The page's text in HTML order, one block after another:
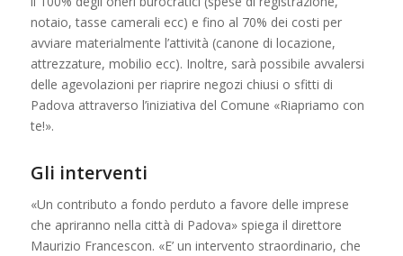
notaio, tasse camerali ecc) e fino al 70% dei costi per
avviare materialmente l’attività (canone di locazione,
attrezzature, mobilio ecc). Inoltre, sarà possibile avvalersi
delle agevolazioni per riaprire negozi chiusi o sfitti di
Padova attraverso l’iniziativa del Comune «Riapriamo con
te!».
Gli interventi
«Un contributo a fondo perduto a favore delle imprese
che apriranno nella città di Padova» spiega il direttore
Maurizio Francescon. «E’ un intervento straordinario, che